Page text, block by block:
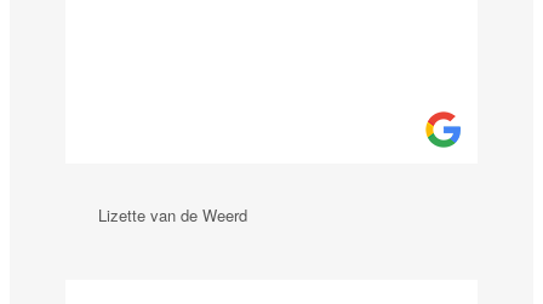
Lizette van de Weerd